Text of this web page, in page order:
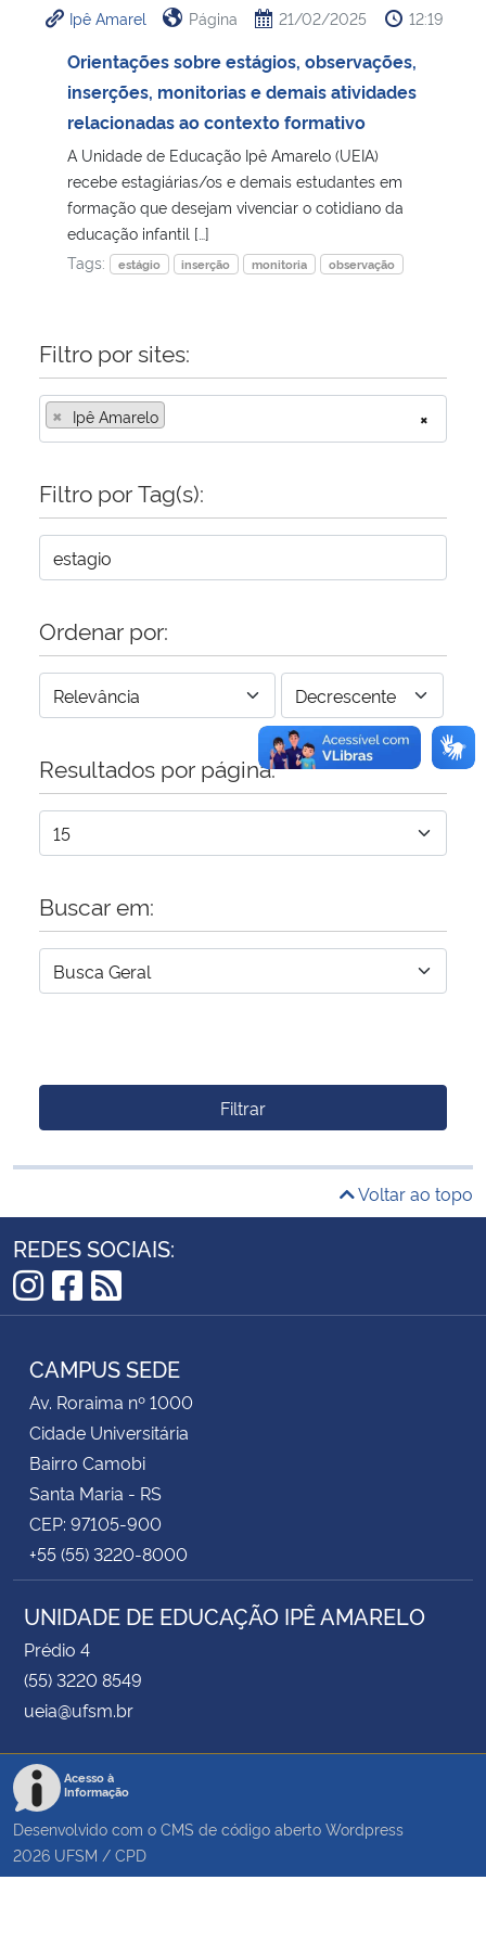
Ministério da Cidadania
Ministério de Minas e Energia
Ministério da Ciência, Tecnologia, Inovações e Comunicações
Ministério do Meio Ambiente
Ministério do Desenvolvimento Regional
Controladoria-Geral da União
Secretaria-Geral
Gabinete de Segurança Institucional
Advocacia-Geral da União
Banco Central do Brasil
Ipê Amarel Página 21/02/2025 12:19
Orientações sobre estágios, observações,
inserções, monitorias e demais atividades
relacionadas ao contexto formativo
A Unidade de Educação Ipê Amarelo (UEIA)
recebe estagiárias/os e demais estudantes em
formação que desejam vivenciar o cotidiano da
educação infantil […]
Tags:
estágio inserção monitoria observação
Filtro por sites:
×
× Ipê Amarelo
Filtro por Tag(s):
Ordenar por:
Resultados por página:
Buscar em:
Filtrar
Voltar ao topo
REDES SOCIAIS:
Instagram
Facebook
RSS
CAMPUS SEDE
Av. Roraima nº 1000
Cidade Universitária
Bairro Camobi
Santa Maria - RS
CEP: 97105-900
+55 (55) 3220-8000
UNIDADE DE EDUCAÇÃO IPÊ AMARELO
Prédio 4
(55) 3220 8549
ueia@ufsm.br
Acesso à
Informação
Desenvolvido com o CMS de código aberto Wordpress
2026 UFSM / CPD